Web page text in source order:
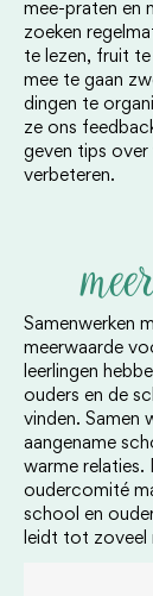
mee-praten en
zoeken
te lezen, fruit
mee te gaan
dingen te
ze ons
geven tips over
verbeteren.
Samenwerken
meerwaarde
leerlingen
ouders en de
vinden. Samen
aangename
warme relaties.
oudercomité
school en
leidt tot zoveel